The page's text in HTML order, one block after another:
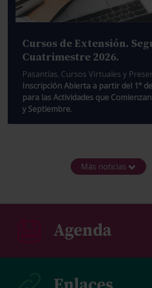
Cursos de Extensión.
Cuatrimestre 2026.
Pasantías. Cursos Virtuales y
Inscripción Abierta a partir del 1°
para las Actividades que
y Septiembre.
Más noticias